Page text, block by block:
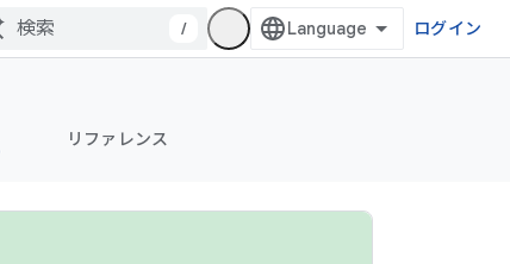
/ ログイン
リファレンス